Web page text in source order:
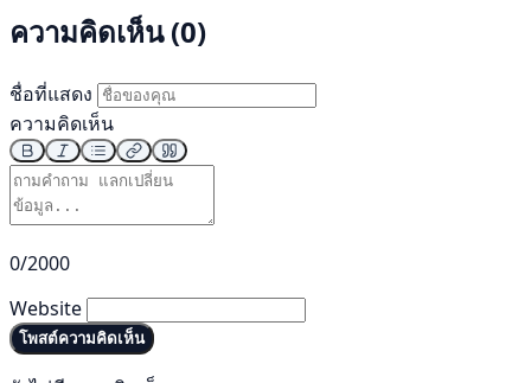
ความคิดเห็น (0)
ชื่อที่แสดง
ความคิดเห็น
0/2000
Website
โพสต์ความคิดเห็น